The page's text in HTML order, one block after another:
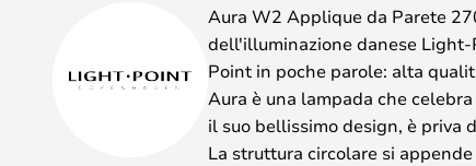
Aura W2 Applique da Parete
dell'illuminazione danese
Point in poche parole: alta
Aura è una lampada che
il suo bellissimo design, è priva
La struttura circolare si